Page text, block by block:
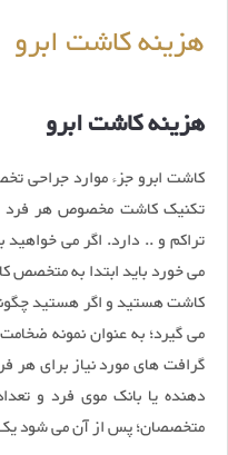
هزینه کاشت ابرو
هزینه کاشت ابرو
كاشت ابرو جزء موارد جراحی
تكنیک كاشت مخصوص هر فرد
تراکم و .. دارد. اگر می
می خورد باید ابتدا به متخصص
کاشت هستید و اگر هستید
می گیرد؛ به عنوان نمونه
گرافت های مورد نیاز برای هر
دهنده یا بانک موی فرد و
متخصصان؛ پس از آن می شود